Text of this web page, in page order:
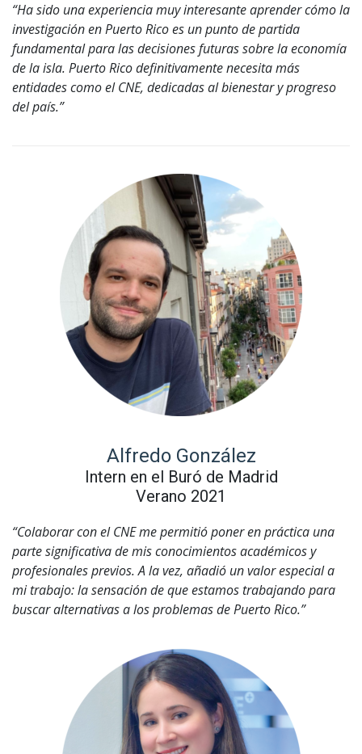
“Ha sido una experiencia muy interesante aprender cómo la
investigación en Puerto Rico es un punto de partida
fundamental para las decisiones futuras sobre la economía
de la isla. Puerto Rico definitivamente necesita más
entidades como el CNE, dedicadas al bienestar y progreso
del país.”
Alfredo González
Intern en el Buró de Madrid
Verano 2021
“Colaborar con el CNE me permitió poner en práctica una
parte significativa de mis conocimientos académicos y
profesionales previos. A la vez, añadió un valor especial a
mi trabajo: la sensación de que estamos trabajando para
buscar alternativas a los problemas de Puerto Rico.”